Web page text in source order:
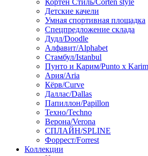
Кортен Стиль/Corten style
Детские качели
Умная спортивная площадка
Спецпредложение склада
Дудл/Doodle
Алфавит/Alphabet
Стамбул/Istanbul
Пунто и Карим/Punto x Karim
Ария/Aria
Кёрв/Curve
Даллас/Dallas
Папиллон/Papillon
Техно/Techno
Верона/Verona
СПЛАЙН/SPLINE
Форрест/Forrest
Коллекции